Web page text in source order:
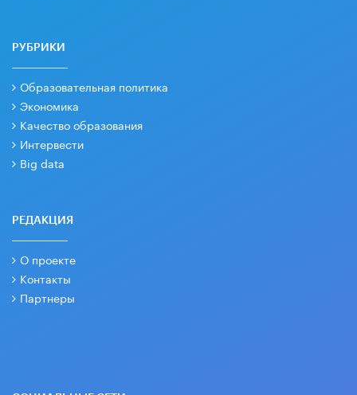
РУБРИКИ
Образовательная политика
Экономика
Качество образования
Интервести
Big data
РЕДАКЦИЯ
О проекте
Контакты
Партнеры